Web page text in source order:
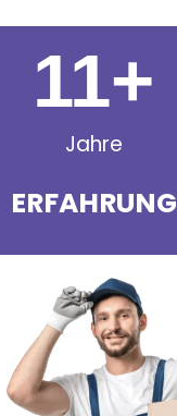
Jahre
ERFAHRUNG
11+